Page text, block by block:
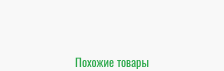
Похожие товары